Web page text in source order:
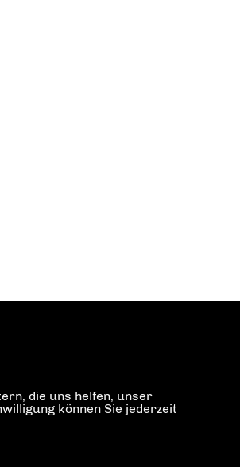
die uns helfen, unser
können Sie jederzeit